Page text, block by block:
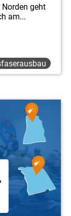
geht
am...